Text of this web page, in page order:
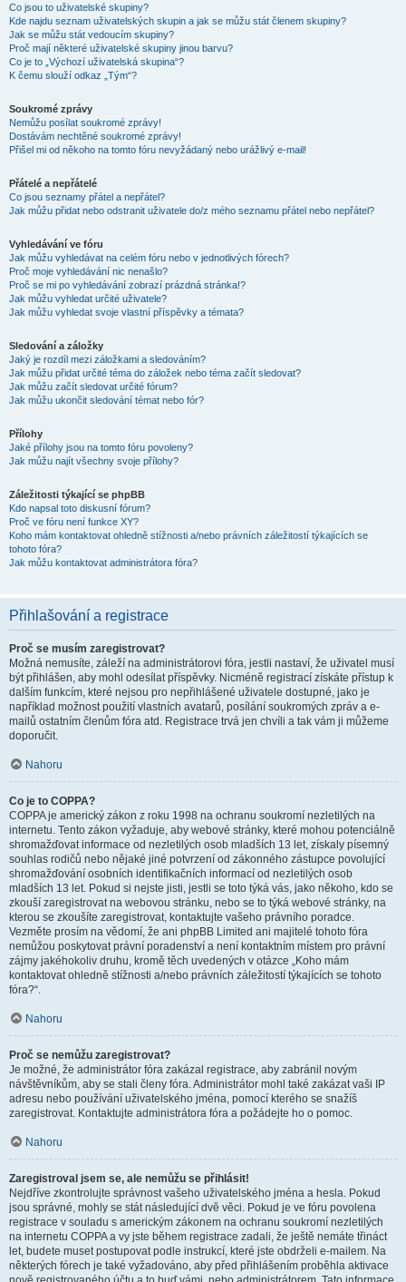
Co jsou to uživatelské skupiny?
Kde najdu seznam uživatelských skupin a jak se můžu stát členem skupiny?
Jak se můžu stát vedoucím skupiny?
Proč mají některé uživatelské skupiny jinou barvu?
Co je to „Výchozí uživatelská skupina“?
K čemu slouží odkaz „Tým“?
Soukromé zprávy
Nemůžu posílat soukromé zprávy!
Dostávám nechtěné soukromé zprávy!
Přišel mi od někoho na tomto fóru nevyžádaný nebo urážlivý e-mail!
Přátelé a nepřátelé
Co jsou seznamy přátel a nepřátel?
Jak můžu přidat nebo odstranit uživatele do/z mého seznamu přátel nebo nepřátel?
Vyhledávání ve fóru
Jak můžu vyhledávat na celém fóru nebo v jednotlivých fórech?
Proč moje vyhledávání nic nenašlo?
Proč se mi po vyhledávání zobrazí prázdná stránka!?
Jak můžu vyhledat určité uživatele?
Jak můžu vyhledat svoje vlastní příspěvky a témata?
Sledování a záložky
Jaký je rozdíl mezi záložkami a sledováním?
Jak můžu přidat určité téma do záložek nebo téma začít sledovat?
Jak můžu začít sledovat určité fórum?
Jak můžu ukončit sledování témat nebo fór?
Přílohy
Jaké přílohy jsou na tomto fóru povoleny?
Jak můžu najít všechny svoje přílohy?
Záležitosti týkající se phpBB
Kdo napsal toto diskusní fórum?
Proč ve fóru není funkce XY?
Koho mám kontaktovat ohledně stížnosti a/nebo právních záležitostí týkajících se
tohoto fóra?
Jak můžu kontaktovat administrátora fóra?
Přihlašování a registrace
Proč se musím zaregistrovat?
Možná nemusíte, záleží na administrátorovi fóra, jestli nastaví, že uživatel musí
být přihlášen, aby mohl odesílat příspěvky. Nicméně registrací získáte přístup k
dalším funkcím, které nejsou pro nepřihlášené uživatele dostupné, jako je
například možnost použití vlastních avatarů, posílání soukromých zpráv a e-
mailů ostatním členům fóra atd. Registrace trvá jen chvíli a tak vám ji můžeme
doporučit.
Nahoru
Co je to COPPA?
COPPA je americký zákon z roku 1998 na ochranu soukromí nezletilých na
internetu. Tento zákon vyžaduje, aby webové stránky, které mohou potenciálně
shromažďovat informace od nezletilých osob mladších 13 let, získaly písemný
souhlas rodičů nebo nějaké jiné potvrzení od zákonného zástupce povolující
shromažďování osobních identifikačních informací od nezletilých osob
mladších 13 let. Pokud si nejste jisti, jestli se toto týká vás, jako někoho, kdo se
zkouší zaregistrovat na webovou stránku, nebo se to týká webové stránky, na
kterou se zkoušíte zaregistrovat, kontaktujte vašeho právního poradce.
Vezměte prosím na vědomí, že ani phpBB Limited ani majitelé tohoto fóra
nemůžou poskytovat právní poradenství a není kontaktním místem pro právní
zájmy jakéhokoliv druhu, kromě těch uvedených v otázce „Koho mám
kontaktovat ohledně stížnosti a/nebo právních záležitostí týkajících se tohoto
fóra?“.
Nahoru
Proč se nemůžu zaregistrovat?
Je možné, že administrátor fóra zakázal registrace, aby zabránil novým
návštěvníkům, aby se stali členy fóra. Administrátor mohl také zakázat vaši IP
adresu nebo používání uživatelského jména, pomocí kterého se snažíš
zaregistrovat. Kontaktujte administrátora fóra a požádejte ho o pomoc.
Nahoru
Zaregistroval jsem se, ale nemůžu se přihlásit!
Nejdříve zkontrolujte správnost vašeho uživatelského jména a hesla. Pokud
jsou správné, mohly se stát následující dvě věci. Pokud je ve fóru povolena
registrace v souladu s americkým zákonem na ochranu soukromí nezletilých
na internetu COPPA a vy jste během registrace zadali, že ještě nemáte třináct
let, budete muset postupovat podle instrukcí, které jste obdrželi e-mailem. Na
některých fórech je také vyžadováno, aby před přihlášením proběhla aktivace